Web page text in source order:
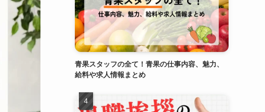
青果スタッフの全て！青果の仕事内容、魅力、
給料や求人情報まとめ